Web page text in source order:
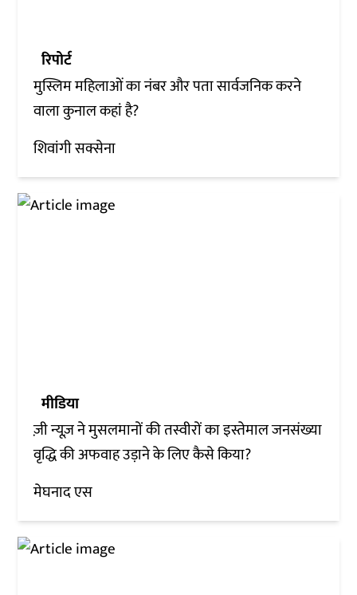
रिपोर्ट
मुस्लिम महिलाओं का नंबर और पता सार्वजनिक करने
वाला कुनाल कहां है?
शिवांगी सक्सेना
मीडिया
ज़ी न्यूज़ ने मुसलमानों की तस्वीरों का इस्तेमाल जनसंख्या
वृद्धि की अफवाह उड़ाने के लिए कैसे किया?
मेघनाद एस